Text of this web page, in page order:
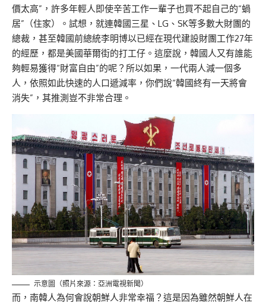
價太高”，許多年輕人即使辛苦工作一輩子也買不起自己的“蝸
居”（住家）。試想，就連韓國三星、LG、SK等多數大財團的
總裁，甚至韓國前總統李明博以已經在現代建設財團工作27年
的經歷，都是美國華爾街的打工仔。這麼說，韓國人又有誰能
夠輕易獲得“財富自由”的呢？所以如果，一代兩人減一個多
人，依照如此快速的人口遞減率，你們說“韓國終有一天將會
消失”，其推測豈不非常合理。
示意圖（照片來源：亞洲電視新聞）
而，南韓人為何會說朝鮮人非常幸福？這是因為雖然朝鮮人在